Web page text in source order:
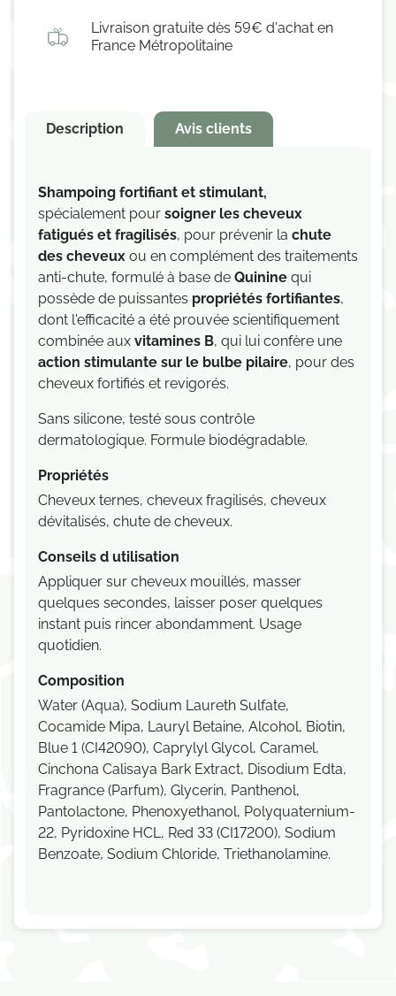
Livraison gratuite dès 59€ d'achat en
France Métropolitaine
Description Avis clients
Shampoing fortifiant et stimulant,
spécialement pour soigner les cheveux
fatigués et fragilisés, pour prévenir la chute
des cheveuxou en complément des traitements
anti-chute, formulé à base de Quininequi
possède de puissantes propriétés fortifiantes,
dont l'efficacité a été prouvée scientifiquement
combinée aux vitamines B, qui lui confère une
action stimulante sur le bulbe pilaire, pour des
cheveux fortifiés et revigorés.
Sans silicone, testé sous contrôle
dermatologique. Formule biodégradable.
Propriétés
Cheveux ternes, cheveux fragilisés, cheveux
dévitalisés, chute de cheveux.
Conseils d utilisation
Appliquer sur cheveux mouillés, masser
quelques secondes, laisser poser quelques
instant puis rincer abondamment. Usage
quotidien.
Composition
Water (Aqua), Sodium Laureth Sulfate,
Cocamide Mipa, Lauryl Betaine, Alcohol, Biotin,
Blue 1 (CI42090), Caprylyl Glycol, Caramel,
Cinchona Calisaya Bark Extract, Disodium Edta,
Fragrance (Parfum), Glycerin, Panthenol,
Pantolactone, Phenoxyethanol, Polyquaternium-
22, Pyridoxine HCL, Red 33 (CI17200), Sodium
Benzoate, Sodium Chloride, Triethanolamine.